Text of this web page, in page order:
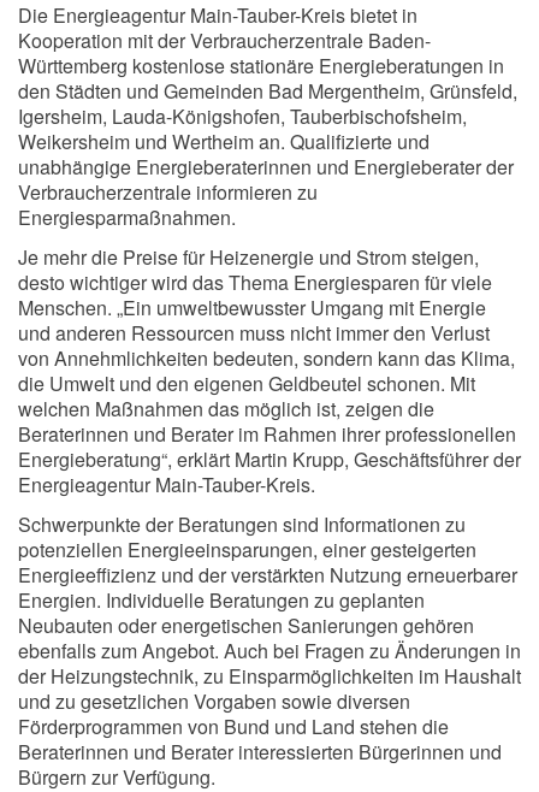
Die Energieagentur Main-Tauber-Kreis bietet in
Kooperation mit der Verbraucherzentrale Baden-
Württemberg kostenlose stationäre Energieberatungen in
den Städten und Gemeinden Bad Mergentheim, Grünsfeld,
Igersheim, Lauda-Königshofen, Tauberbischofsheim,
Weikersheim und Wertheim an. Qualifizierte und
unabhängige Energieberaterinnen und Energieberater der
Verbraucherzentrale informieren zu
Energiesparmaßnahmen.
Je mehr die Preise für Heizenergie und Strom steigen,
desto wichtiger wird das Thema Energiesparen für viele
Menschen. „Ein umweltbewusster Umgang mit Energie
und anderen Ressourcen muss nicht immer den Verlust
von Annehmlichkeiten bedeuten, sondern kann das Klima,
die Umwelt und den eigenen Geldbeutel schonen. Mit
welchen Maßnahmen das möglich ist, zeigen die
Beraterinnen und Berater im Rahmen ihrer professionellen
Energieberatung“, erklärt Martin Krupp, Geschäftsführer der
Energieagentur Main-Tauber-Kreis.
Schwerpunkte der Beratungen sind Informationen zu
potenziellen Energieeinsparungen, einer gesteigerten
Energieeffizienz und der verstärkten Nutzung erneuerbarer
Energien. Individuelle Beratungen zu geplanten
Neubauten oder energetischen Sanierungen gehören
ebenfalls zum Angebot. Auch bei Fragen zu Änderungen in
der Heizungstechnik, zu Einsparmöglichkeiten im Haushalt
und zu gesetzlichen Vorgaben sowie diversen
Förderprogrammen von Bund und Land stehen die
Beraterinnen und Berater interessierten Bürgerinnen und
Bürgern zur Verfügung.